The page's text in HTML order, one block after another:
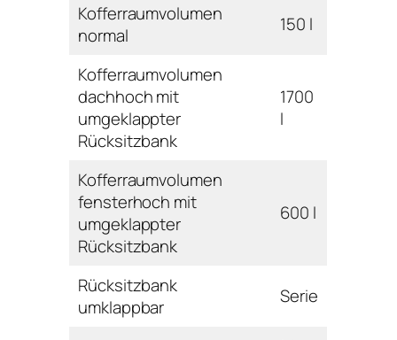
Kofferraumvolumen
normal
150 l
Kofferraumvolumen
dachhoch mit
umgeklappter
Rücksitzbank
1700
l
Kofferraumvolumen
fensterhoch mit
umgeklappter
Rücksitzbank
600 l
Rücksitzbank
umklappbar
Serie